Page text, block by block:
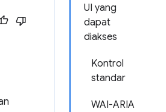
UI yang
dapat
diakses
Kontrol
standar
WAI-ARIA